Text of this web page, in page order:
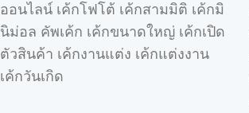
ออนไลน์ เค้กโฟโต้ เค้กสามมิติ เค้กมิ
นิม่อล คัพเค้ก เค้กขนาดใหญ่ เค้กเปิด
ตัวสินค้า เค้กงานแต่ง เค้กแต่งงาน
เค้กวันเกิด